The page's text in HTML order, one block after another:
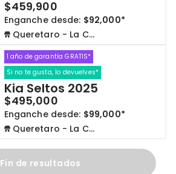
$459,900
Enganche desde: $92,000*
Queretaro - La Capilla
1 año de garantía GRATIS*
Si no te gusta, lo devuelves*
Kia Seltos 2025
$495,000
Enganche desde: $99,000*
Queretaro - La Capilla
Fin de resultados